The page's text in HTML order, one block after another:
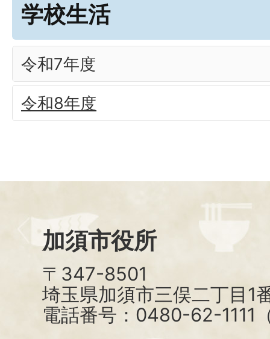
学校生活
令和7年度
令和8年度
加須市役所
〒347-8501
埼玉県加須市三俣二丁目1
電話番号：0480-62-1111